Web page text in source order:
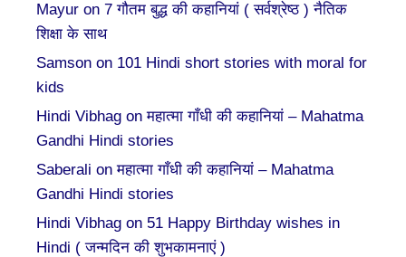
Mayur on 7 गौतम बुद्ध की कहानियां ( सर्वश्रेष्ठ ) नैतिक
शिक्षा के साथ
Samson on 101 Hindi short stories with moral for
kids
Hindi Vibhag onमहात्मा गाँधी की कहानियां – Mahatma
Gandhi Hindi stories
Saberali onमहात्मा गाँधी की कहानियां – Mahatma
Gandhi Hindi stories
Hindi Vibhag on 51 Happy Birthday wishes in
Hindi ( जन्मदिन की शुभकामनाएं )